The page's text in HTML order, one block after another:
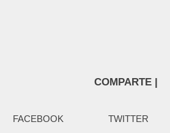
COMPARTE |
FACEBOOK
TWITTER